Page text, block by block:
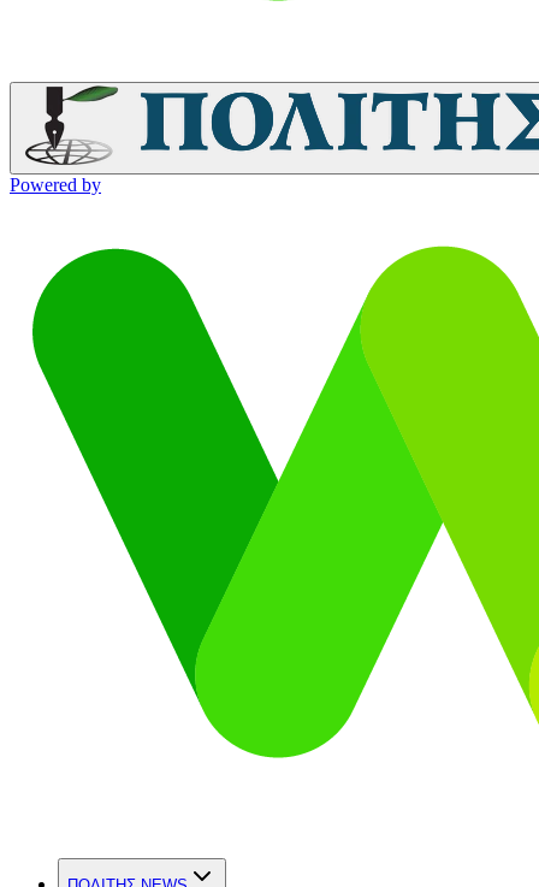
Powered by